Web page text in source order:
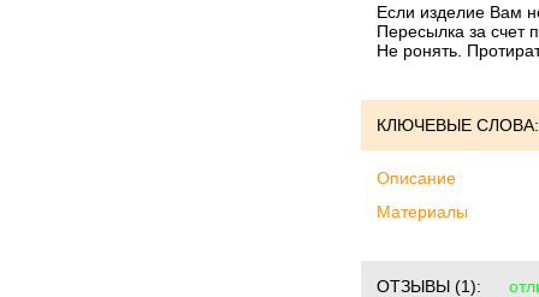
Если изделие Вам
Пересылка за счет
Не ронять.
КЛЮЧЕВЫЕ СЛОВА:
Описание
Материалы
ОТЗЫВЫ (1):